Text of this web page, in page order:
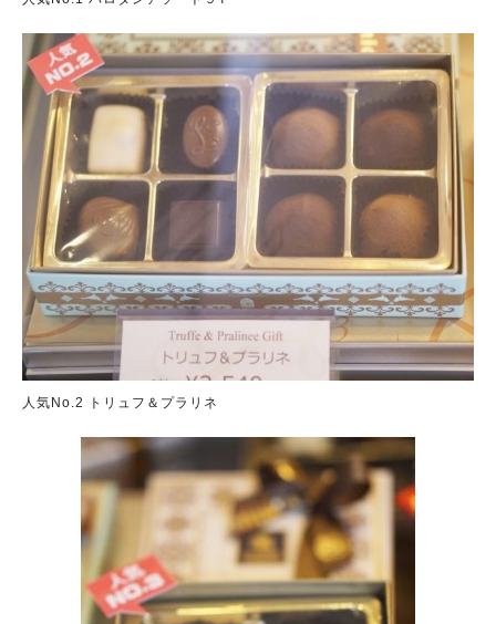
人気No.2 トリュフ＆プラリネ